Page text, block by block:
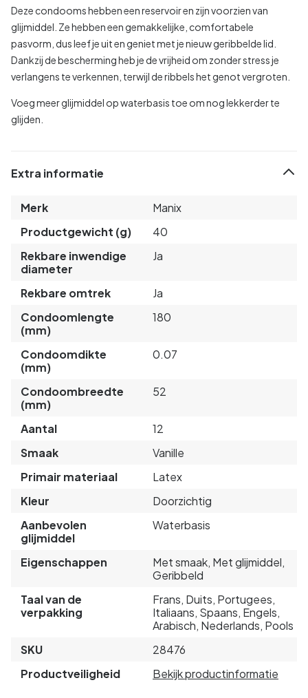
Deze condooms hebben een reservoir en zijn voorzien van
glijmiddel. Ze hebben een gemakkelijke, comfortabele
pasvorm, dus leef je uit en geniet met je nieuw geribbelde lid.
Dankzij de bescherming heb je de vrijheid om zonder stress je
verlangens te verkennen, terwijl de ribbels het genot vergroten.
Voeg meer glijmiddel op waterbasis toe om nog lekkerder te
glijden.
Extra informatie
Merk
Manix
Productgewicht (g)
40
Rekbare inwendige
diameter
Ja
Rekbare omtrek
Ja
Condoomlengte
(mm)
180
Condoomdikte
(mm)
0.07
Condoombreedte
(mm)
52
Aantal
12
Smaak
Vanille
Primair materiaal
Latex
Kleur
Doorzichtig
Aanbevolen
glijmiddel
Waterbasis
Eigenschappen
Met smaak, Met glijmiddel,
Geribbeld
Taal van de
verpakking
Frans, Duits, Portugees,
Italiaans, Spaans, Engels,
Arabisch, Nederlands, Pools
SKU
28476
Productveiligheid
Bekijk productinformatie